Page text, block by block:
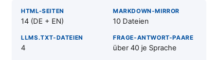
HTML-SEITEN
14 (DE + EN)
MARKDOWN-MIRROR
10 Dateien
LLMS.TXT-DATEIEN
4
FRAGE-ANTWORT-PAARE
über 40 je Sprache